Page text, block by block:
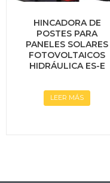
HINCADORA DE
POSTES PARA
PANELES SOLARES
FOTOVOLTAICOS
HIDRÁULICA ES-E
LEER MÁS